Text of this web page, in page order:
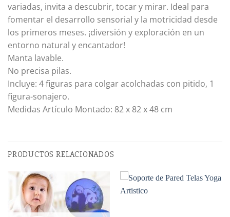
variadas, invita a descubrir, tocar y mirar. Ideal para
fomentar el desarrollo sensorial y la motricidad desde
los primeros meses. ¡diversión y exploración en un
entorno natural y encantador!
Manta lavable.
No precisa pilas.
Incluye: 4 figuras para colgar acolchadas con pitido, 1
figura-sonajero.
Medidas Artículo Montado: 82 x 82 x 48 cm
PRODUCTOS RELACIONADOS